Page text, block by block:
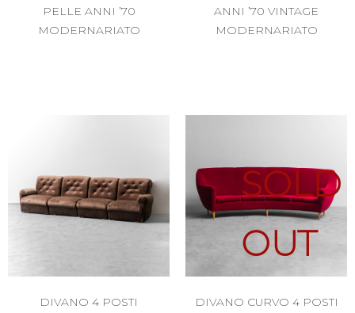
PELLE ANNI ’70
MODERNARIATO
ANNI ’70 VINTAGE
MODERNARIATO
DIVANO 4 POSTI
SOLD
OUT
DIVANO CURVO 4 POSTI